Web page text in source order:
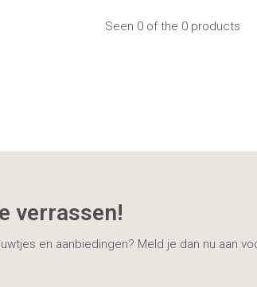
Seen 0 of the 0 products
verrassen!
en aanbiedingen? Meld je dan nu aan